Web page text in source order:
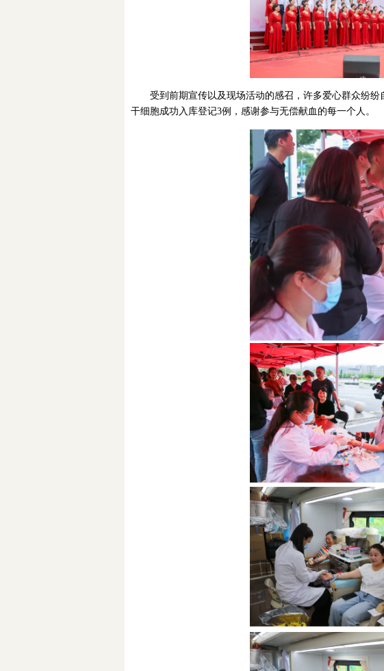
受到前期宣传以及现场活动的感召，许多爱心群众纷
干细胞成功入库登记3例，感谢参与无偿献血的每一个人。